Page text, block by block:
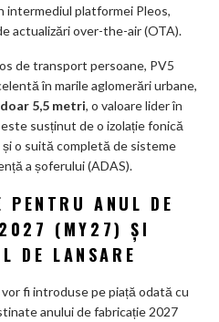
intermediul platformei Pleos,
actualizări over-the-air (OTA).
de transport persoane, PV5
în marile aglomerări urbane,
5,5 metri, o valoare lider în
susținut de o izolație fonică
o suită completă de sisteme
a șoferului (ADAS).
ANUL DE
(MY27) ȘI
DE LANSARE
fi introduse pe piață odată cu
anului de fabricație 2027